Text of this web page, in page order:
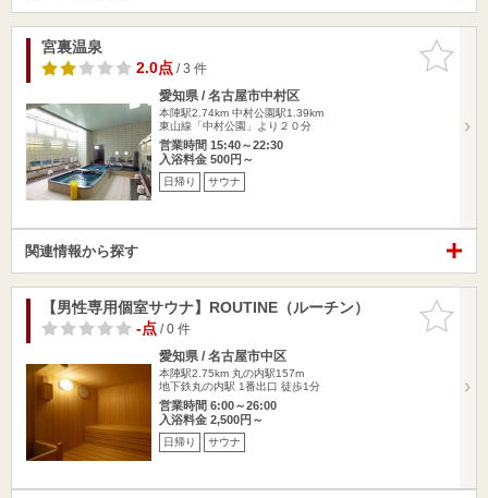
お気に入
りに追加
宮裏温泉
2.0点/ 3 件
愛知県 / 名古屋市中村区
本陣駅2.74km 中村公園駅1.39km
東山線「中村公園」より２０分
営業時間 15:40～22:30
入浴料金 500円～
日帰り サウナ
関連情報から探す
お気に入
りに追加
【男性専用個室サウナ】ROUTINE（ルーチン）
-点/ 0 件
愛知県 / 名古屋市中区
本陣駅2.75km 丸の内駅157m
地下鉄丸の内駅 1番出口 徒歩1分
営業時間 6:00～26:00
入浴料金 2,500円～
日帰り サウナ